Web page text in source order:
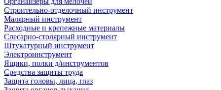
Строительно-отделочный инструмент
Малярный инструмент
Расходные и крепежные материалы
Слесарно-столярный инструмент
Штукатурный инструмент
Электроинструмент
Ящики, полки д/инструментов
Средства защиты труда
Защита головы, лица, глаз